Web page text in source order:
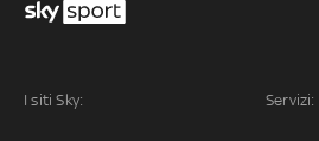
I siti Sky: Servizi: